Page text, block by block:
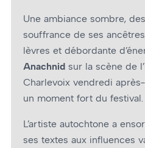
Une ambiance sombre,
souffrance de ses
lèvres et débordante
Anachnid sur la scène de
Charlevoix vendredi
un moment fort du festival.
L’artiste autochtone a
ses textes aux influences